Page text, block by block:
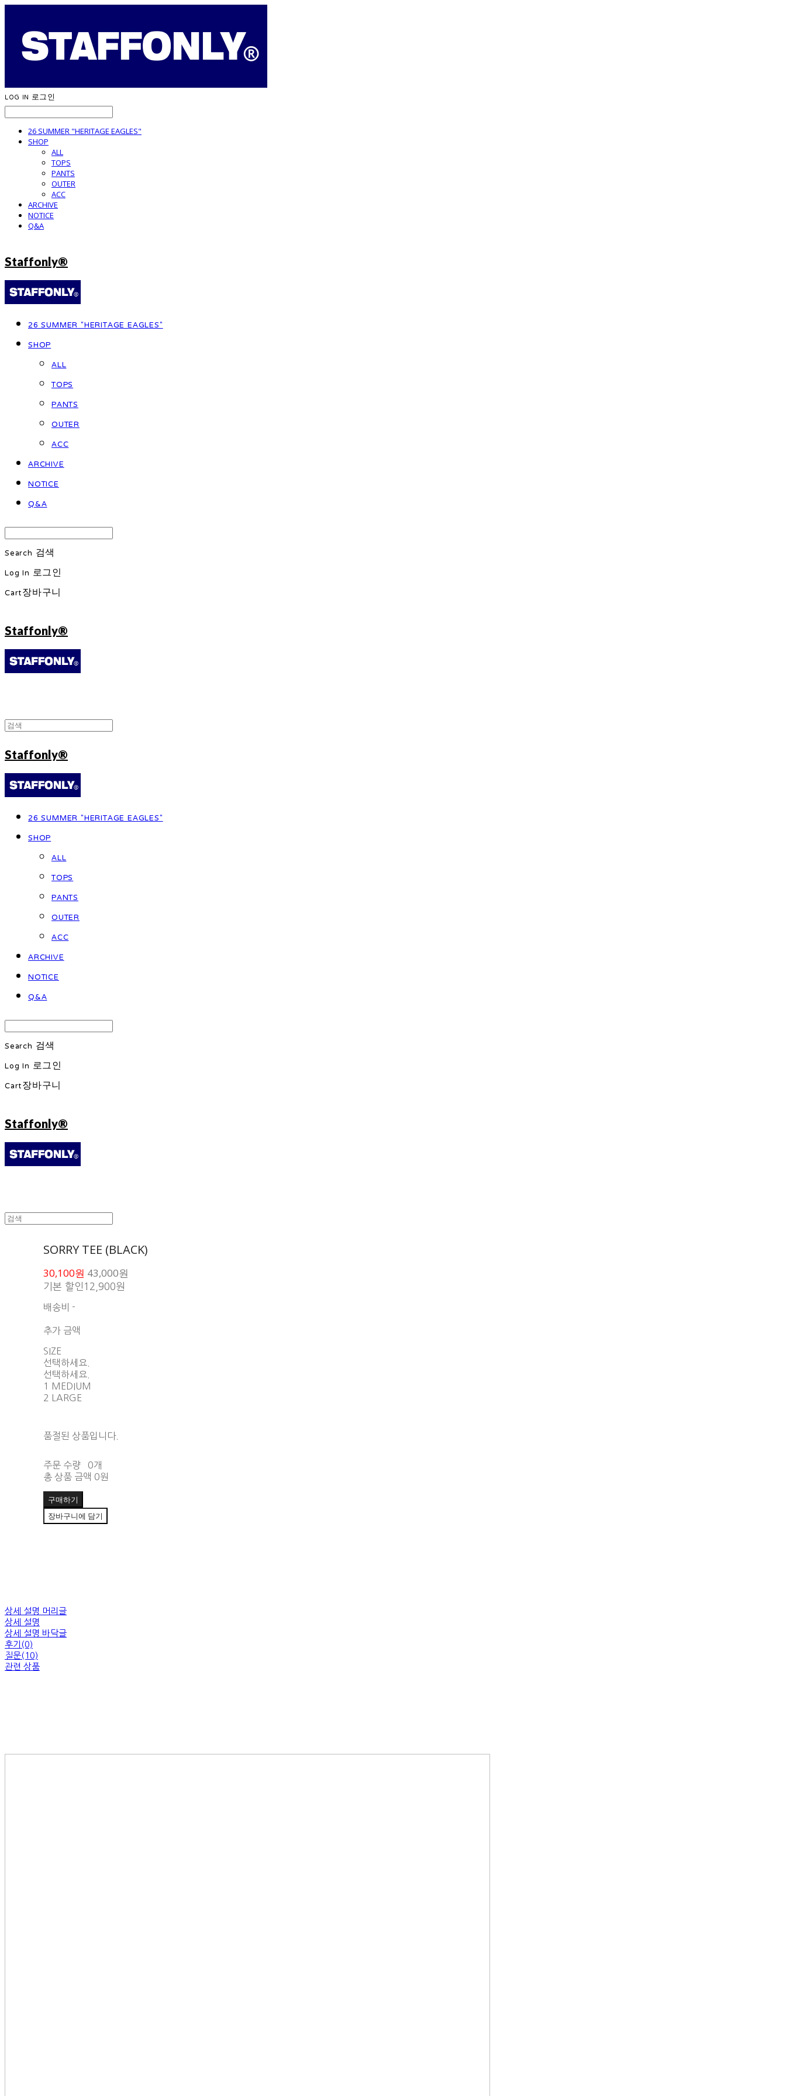
LOG IN 로그인
26 SUMMER "HERITAGE EAGLES"
SHOP
ALL
TOPS
PANTS
OUTER
ACC
ARCHIVE
NOTICE
Q&A
Staffonly®
26 SUMMER "HERITAGE EAGLES"
SHOP
ALL
TOPS
PANTS
OUTER
ACC
ARCHIVE
NOTICE
Q&A
Search 검색
Log In 로그인
Cart장바구니
Staffonly®
Staffonly®
26 SUMMER "HERITAGE EAGLES"
SHOP
ALL
TOPS
PANTS
OUTER
ACC
ARCHIVE
NOTICE
Q&A
Search 검색
Log In 로그인
Cart장바구니
Staffonly®
SORRY TEE (BLACK)
30,100원 43,000원
기본 할인 12,900원
배송비 -
추가 금액
SIZE
선택하세요.
선택하세요.
1 MEDIUM
2 LARGE
품절된 상품입니다.
주문 수량
0개
총 상품 금액 0원
구매하기
장바구니에 담기
상세 설명 머리글
상세 설명
상세 설명 바닥글
후기(0)
질문(10)
관련 상품